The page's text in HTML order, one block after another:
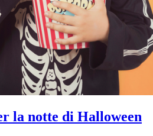
la notte di Halloween